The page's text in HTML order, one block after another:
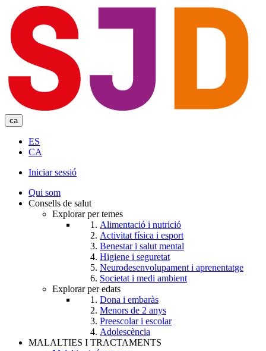
main
content
ca
ES
CA
User
account
Iniciar sessió
Qui som
Consells de salut
Explorar per temes
Alimentació i nutrició
Activitat física i esport
Benestar i salut mental
Higiene i seguretat
Neurodesenvolupament i aprenentatge
Societat i medi ambient
Explorar per edats
Dona i embaràs
Menors de 2 anys
Preescolar i escolar
Adolescència
MALALTIES I TRACTAMENTS